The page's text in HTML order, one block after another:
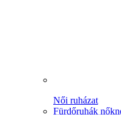
Női ruházat
Fürdőruhák